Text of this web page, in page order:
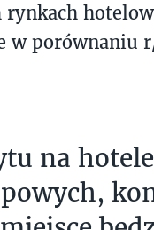
w porównaniu
na